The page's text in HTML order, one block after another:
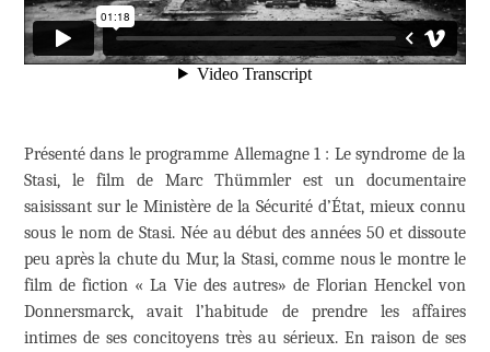
Présenté dans le programme Allemagne 1 : Le syndrome de la
Stasi, le film de Marc Thümmler est un documentaire
saisissant sur le Ministère de la Sécurité d’État, mieux connu
sous le nom de Stasi. Née au début des années 50 et dissoute
peu après la chute du Mur, la Stasi, comme nous le montre le
film de fiction « La Vie des autres» de Florian Henckel von
Donnersmarck, avait l’habitude de prendre les affaires
intimes de ses concitoyens très au sérieux. En raison de ses